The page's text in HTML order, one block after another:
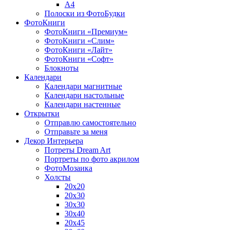
A4
Полоски из ФотоБудки
ФотоКниги
ФотоКниги «Премиум»
ФотоКниги «Слим»
ФотоКниги «Лайт»
ФотоКниги «Софт»
Блокноты
Календари
Календари магнитные
Календари настольные
Календари настенные
Открытки
Отправлю самостоятельно
Отправьте за меня
Декор Интерьера
Потреты Dream Art
Портреты по фото акрилом
ФотоМозаика
Холсты
20х20
20х30
30х30
30х40
20х45